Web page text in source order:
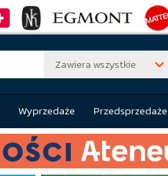
Zawiera wszystkie
Wyprzedaże Przedsprzedaże